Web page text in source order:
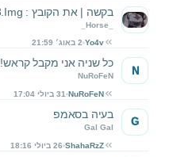
בקשה | את הקובץ : Gta3.Img
_Horse_
Yo4v 2 באוג׳ 21:59
כל שניה אני מקבל קראש!
NuRoFeN
NuRoFeN 31 ביולי 17:04
N
בעיה בסאמפ
Gal Gal
ShahaRzZ 26 ביולי 18:16
G